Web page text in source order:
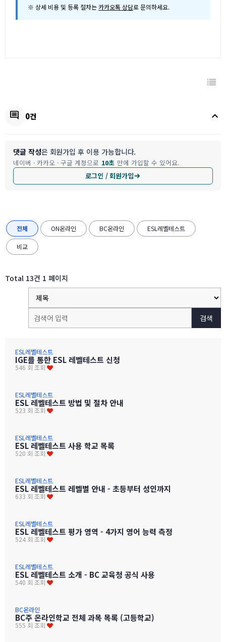
※ 상세 비용 및 등록 절차는카카오톡 상담로 문의하세요.
comment 0건 keyboard_arrow_up
댓글 작성은 회원가입 후 이용 가능합니다.
네이버 · 카카오 · 구글 계정으로 10초 만에 가입할 수 있어요.
로그인 / 회원가입
전체 ON온라인 BC온라인 ESL레벨테스트
비교
Total 13건 1 페이지
검색
ESL레벨테스트
IGE를 통한 ESL 레벨테스트 신청
546 회 조회
ESL레벨테스트
ESL 레벨테스트 방법 및 절차 안내
523 회 조회
ESL레벨테스트
ESL 레벨테스트 사용 학교 목록
520 회 조회
ESL레벨테스트
ESL 레벨테스트 레벨별 안내 - 초등부터 성인까지
633 회 조회
ESL레벨테스트
ESL 레벨테스트 평가 영역 - 4가지 영어 능력 측정
524 회 조회
ESL레벨테스트
ESL 레벨테스트 소개 - BC 교육청 공식 사용
540 회 조회
BC온라인
BC주 온라인학교 전체 과목 목록 (고등학교)
555 회 조회